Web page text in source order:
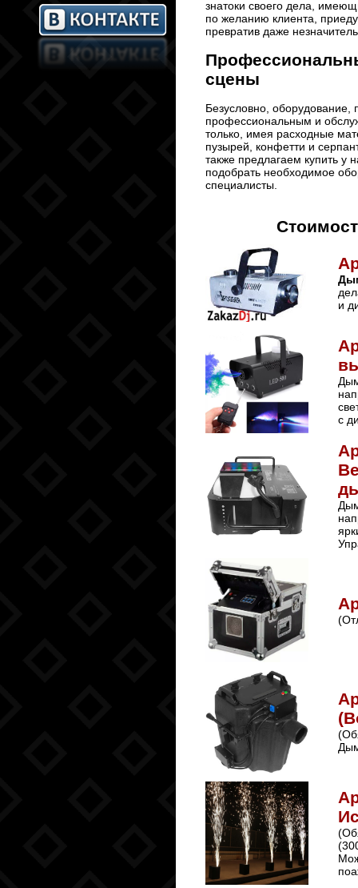
знатоки своего дела,
по желанию клиента,
превратив даже
сцены
Безусловно, оборудование,
профессиональным и
только, имея расходные
пузырей, конфетти и
также предлагаем купить у
подобрать необходимое
специалисты.
и
с